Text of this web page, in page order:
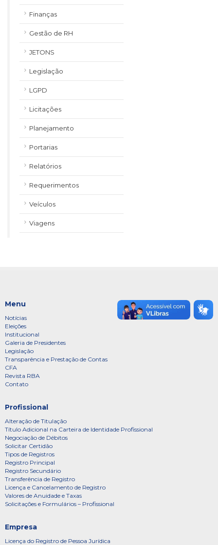
Finanças
Gestão de RH
JETONS
Legislação
LGPD
Licitações
Planejamento
Portarias
Relatórios
Requerimentos
Veículos
Viagens
Menu
Notícias
Eleições
Institucional
Galeria de Presidentes
Legislação
Transparência e Prestação de Contas
CFA
Revista RBA
Contato
Profissional
Alteração de Titulação
Título Adicional na Carteira de Identidade Profissional
Negociação de Débitos
Solicitar Certidão
Tipos de Registros
Registro Principal
Registro Secundário
Transferência de Registro
Licença e Cancelamento de Registro
Valores de Anuidade e Taxas
Solicitações e Formulários – Profissional
Empresa
Licença do Registro de Pessoa Jurídica